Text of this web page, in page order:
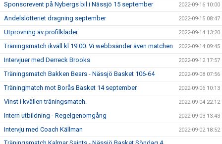
Sponsorevent på Nybergs bil i Nässjö 15 september 2022-09-16 10:00
Andelslotteriet dragning september 2022-09-15 08:47
Utprovning av profilkläder 2022-09-14 13:20
Träningsmatch ikväll kl 19:00. Vi webbsänder även matchen 2022-09-14 09:45
Intervjuer med Derreck Brooks 2022-09-12 17:57
Träningsmatch Bakken Bears - Nässjö Basket 106-64 2022-09-08 07:56
Träningmatch mot Borås Basket 14 september 2022-09-06 10:13
Vinst i kvällen träningsmatch. 2022-09-04 22:12
Intern utbildning - Regelgenomgång 2022-09-03 13:43
Intervju med Coach Källman 2022-09-02 18:52